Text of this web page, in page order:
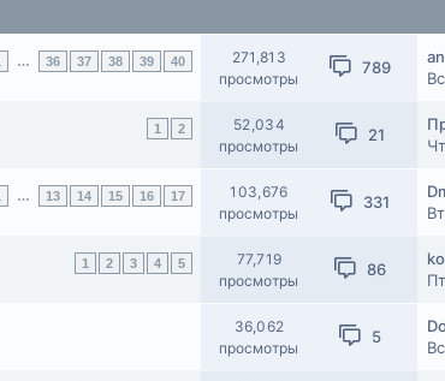
… 36 37 38 39 40
271,813
просмотры
789
1 2
52,034
просмотры
21
… 13 14 15 16 17
103,676
просмотры
331
1 2 3 4 5
77,719
просмотры
86
36,062
просмотры
5